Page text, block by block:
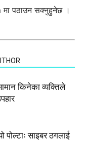
मा पठाउन सक्नुहुनेछ ।
किनेका व्यक्तिले
पोल्टाः साइबर ठगलाई